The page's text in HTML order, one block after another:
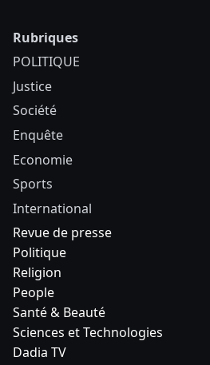
Rubriques
POLITIQUE
Justice
Société
Enquête
Economie
Sports
International
Revue de presse
Politique
Religion
People
Santé & Beauté
Sciences et Technologies
Dadia TV